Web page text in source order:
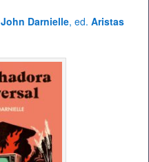
John Darnielle, ed. Aristas